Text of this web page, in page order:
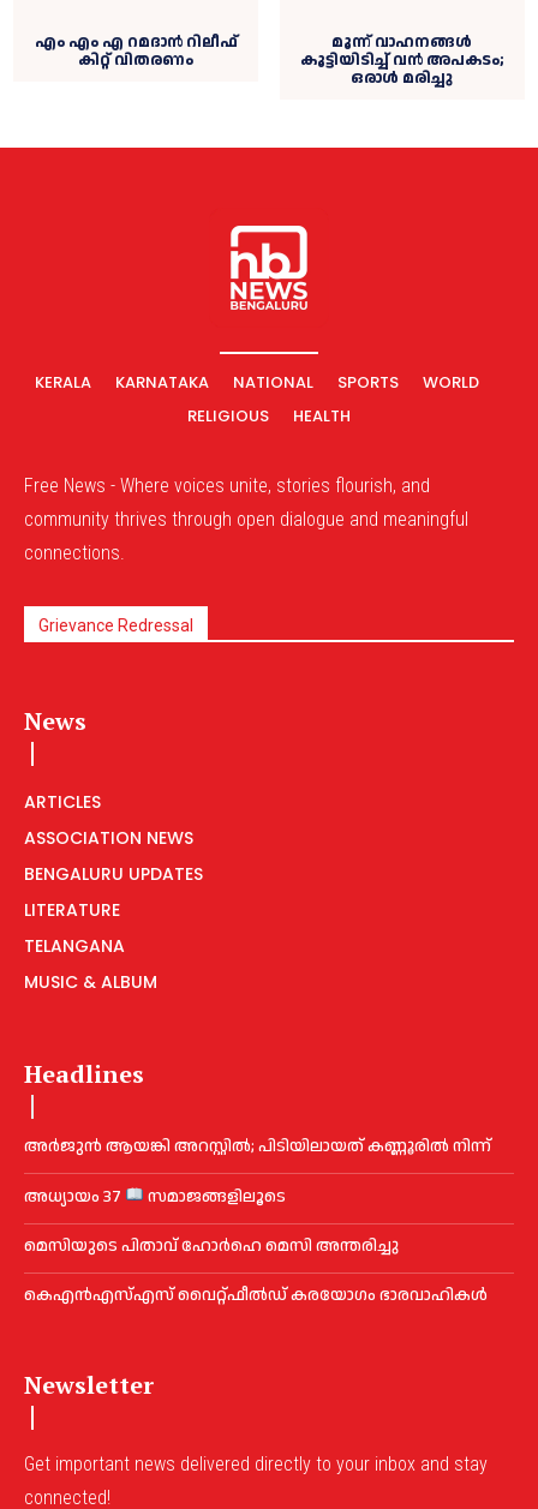
എം എം എ റമദാന്‍ റിലീഫ്
കിറ്റ് വിതരണം
മൂന്ന് വാഹനങ്ങള്‍
കൂട്ടിയിടിച്ച്‌ വൻ അപകടം;
ഒരാള്‍ മരിച്ചു
KERALA KARNATAKA NATIONAL SPORTS
WORLD
RELIGIOUS
HEALTH
Free News - Where voices unite, stories flourish, and
community thrives through open dialogue and meaningful
connections.
Grievance Redressal
News
ARTICLES
ASSOCIATION NEWS
BENGALURU UPDATES
LITERATURE
TELANGANA
MUSIC & ALBUM
Headlines
അ​ർ​ജു​ൻ ആ​യ​ങ്കി അ​റ​സ്റ്റി​ൽ; പി​ടി​യി​ലാ​യ​ത് ക​ണ്ണൂ​രി​ൽ നി​ന്ന്
അധ്യായം 37 സമാജങ്ങളിലൂടെ
മെ​സിയുടെ പിതാവ് ഹോർഹെ മെ​സി അന്തരിച്ചു
കെഎൻഎസ്എസ് വൈറ്റ്ഫീൽഡ് കരയോഗം ഭാരവാഹികള്‍
Newsletter
Get important news delivered directly to your inbox and stay
connected!